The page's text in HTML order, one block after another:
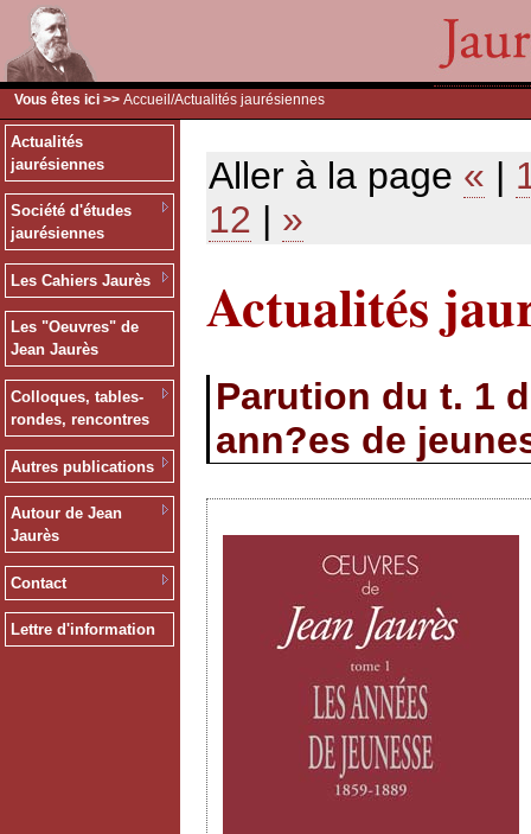
Vous êtes ici >> Accueil /Actualités jaurésiennes
Actualités
jaurésiennes
Société d'études
jaurésiennes
Les Cahiers Jaurès
Les "Oeuvres" de
Jean Jaurès
Colloques, tables-
rondes, rencontres
Autres publications
Autour de Jean
Jaurès
Contact
Lettre d'information
Aller à la page « |
12 | »
Actualités
Parution du t. 1
ann?es de